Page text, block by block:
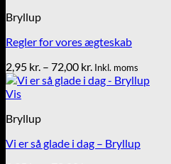
Bryllup
Regler for vores ægteskab
2,95 kr. – 72,00 kr. Prisinterval:
2,95 kr.
Inkl. moms
Vis
Bryllup
Vi er så glade i dag – Bryllup